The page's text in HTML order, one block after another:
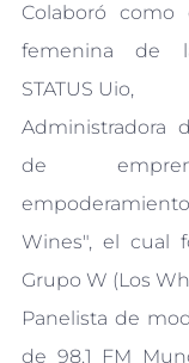
Colaboró
femenina de
STATUS Uio,
Administradora
de
Wines", el cual
Grupo W (Los
Panelista de
de 98.1 FM